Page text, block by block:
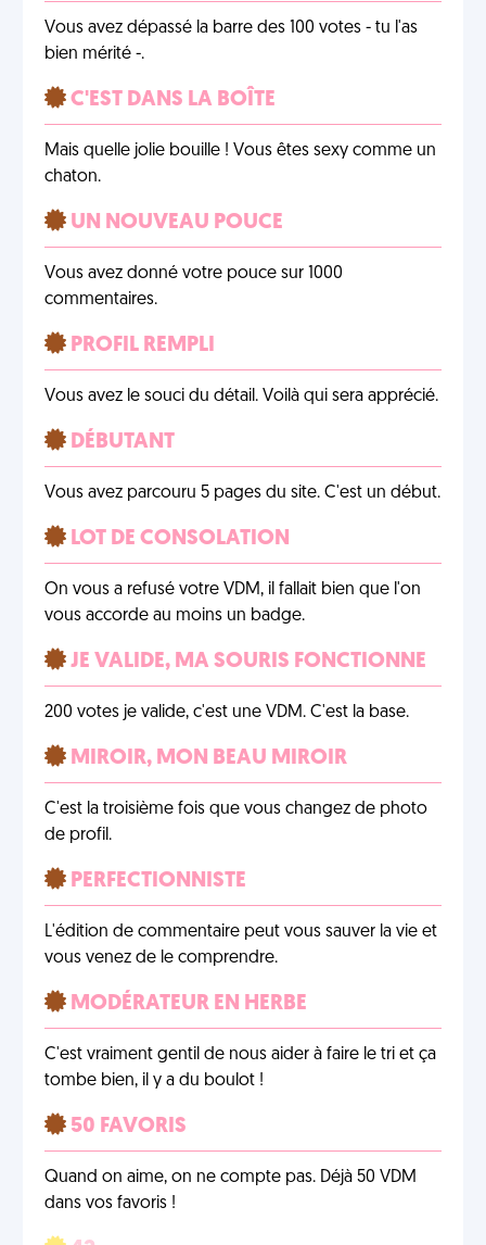
Vous avez dépassé la barre des 100 votes - tu l'as
bien mérité -.
C'EST DANS LA BOÎTE
Mais quelle jolie bouille ! Vous êtes sexy comme un
chaton.
UN NOUVEAU POUCE
Vous avez donné votre pouce sur 1000
commentaires.
PROFIL REMPLI
Vous avez le souci du détail. Voilà qui sera apprécié.
DÉBUTANT
Vous avez parcouru 5 pages du site. C'est un début.
LOT DE CONSOLATION
On vous a refusé votre VDM, il fallait bien que l'on
vous accorde au moins un badge.
JE VALIDE, MA SOURIS FONCTIONNE
200 votes je valide, c'est une VDM. C'est la base.
MIROIR, MON BEAU MIROIR
C'est la troisième fois que vous changez de photo
de profil.
PERFECTIONNISTE
L'édition de commentaire peut vous sauver la vie et
vous venez de le comprendre.
MODÉRATEUR EN HERBE
C'est vraiment gentil de nous aider à faire le tri et ça
tombe bien, il y a du boulot !
50 FAVORIS
Quand on aime, on ne compte pas. Déjà 50 VDM
dans vos favoris !